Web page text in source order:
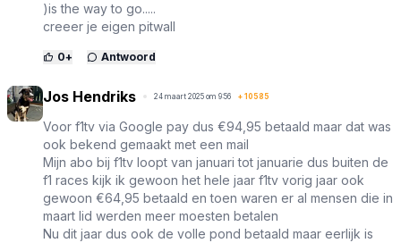
)is the way to go.....
creeer je eigen pitwall
0+ Antwoord
Jos Hendriks 24 maart 2025 om 9:56 + 10585
Voor f1tv via Google pay dus €94,95 betaald maar dat was
ook bekend gemaakt met een mail
Mijn abo bij f1tv loopt van januari tot januarie dus buiten de
f1 races kijk ik gewoon het hele jaar f1tv vorig jaar ook
gewoon €64,95 betaald en toen waren er al mensen die in
maart lid werden meer moesten betalen
Nu dit jaar dus ook de volle pond betaald maar eerlijk is